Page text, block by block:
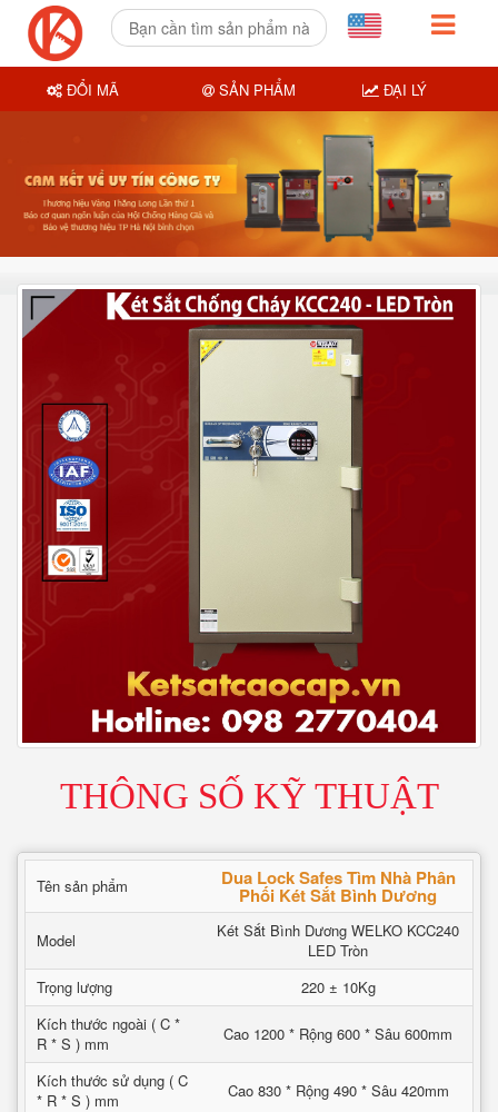
THÔNG SỐ KỸ THUẬT
Tên sản phẩm Dua Lock Safes Tìm Nhà Phân
Phối Két Sắt Bình Dương
Model
Két Sắt Bình Dương WELKO KCC240
LED Tròn
Trọng lượng
220 ± 10Kg
Kích thước ngoài ( C *
R * S ) mm
Cao 1200 * Rộng 600 * Sâu 600mm
Kích thước sử dụng ( C
* R * S ) mm
Cao 830 * Rộng 490 * Sâu 420mm
ĐỔI MÃ SẢN PHẨM ĐẠI LÝ